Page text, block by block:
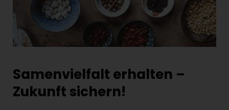
Samenvielfalt erhalten –
Zukunft sichern!